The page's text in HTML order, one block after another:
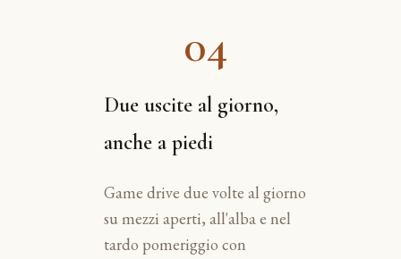
04
Due uscite al giorno,
anche a piedi
Game drive due volte al giorno
su mezzi aperti, all'alba e nel
tardo pomeriggio con